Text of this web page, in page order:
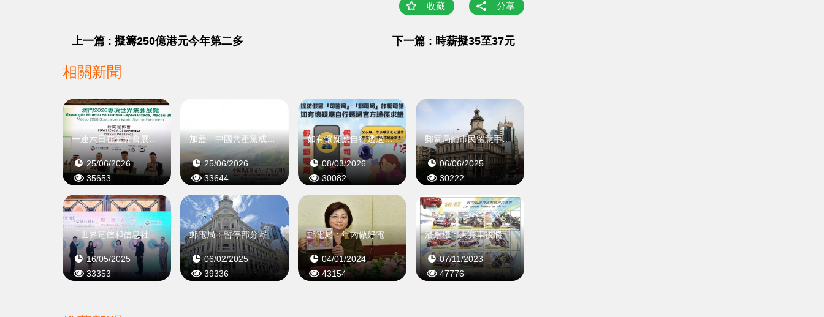
收藏 分享
上一篇 : 擬籌250億港元今年第二多 下一篇 : 時薪擬35至37元
相關新聞
一連六日在金光會展舉行
25/06/2026
35653
加蓋「中國共產黨成立一百零五周年」紀念郵戳
25/06/2026
33644
如有懷疑應自行透過官方途徑求證
08/03/2026
30082
郵電局籲市民留意手機制式
06/06/2025
30222
「世界電信和信息社會日」慶祝典禮舉行
16/05/2025
33353
郵電局：暫停部分寄往美國郵政服務
06/02/2025
39336
郵電局：年內做好電信特許資產使用安排
04/01/2024
43154
潘永權：大賽車後將盡快恢復通車
07/11/2023
47776